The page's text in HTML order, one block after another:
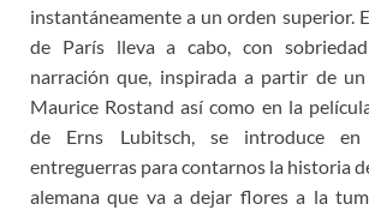
instantáneamente a un orden superior.
de París lleva a cabo, con
narración que, inspirada a partir de
Maurice Rostand así como en la
de Erns Lubitsch, se introduce
entreguerras para contarnos la historia
alemana que va a dejar flores a la